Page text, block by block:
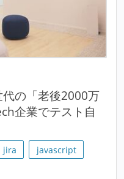
代の「老後2000万
企業でテスト自
jira
javascript